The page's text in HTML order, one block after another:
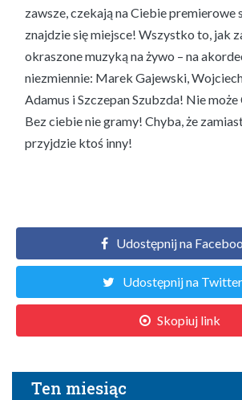
zawsze, czekają na Ciebie premierowe
znajdzie się miejsce! Wszystko to, jak
okraszone muzyką na żywo – na
niezmiennie: Marek Gajewski,
Adamus i Szczepan Szubzda! Nie
Bez ciebie nie gramy! Chyba, że
przyjdzie ktoś inny!
Udostępnij na
Udostępnij na
Skopiuj link
Ten miesiąc